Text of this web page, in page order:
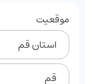
موقعیت